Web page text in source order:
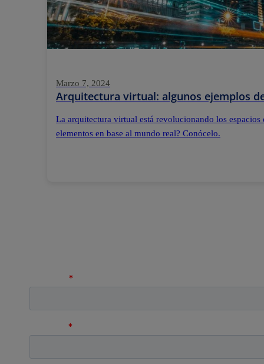
Marzo 7, 2024
Arquitectura virtual: algunos ejemplos
La arquitectura virtual está revolucionando los espacios
elementos en base al mundo real? Conócelo.